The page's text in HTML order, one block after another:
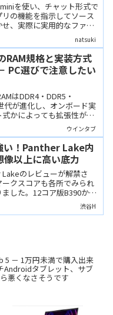
を使い、チャット形式で
の機能を指示してソース
せ、実際に実用的なファイ
アプリを作成した体験記事
場により、プログラミング
のようなアプリが作れると
、また、実際にアプリを
ことで、様々な面で現在の
できます。
natsuki
RAM規格と実装方式
PC選びで注意したい
はDDR4・DDR5・
代が進化し、オンボード実
かによっても拡張性が変
売中の製品の例を挙げつ
注意したい点を考えてみま
ウインタブ
い！Panther Lake内
像以上に高い底力
のレビューが解禁さ
クスコアも各所でみられ
した。12コア版B390から
現時点で判明している実測
その性能を検証しました。
渋谷H
5 － 1万円未満で購入出来
Androidタブレット、サブ
悪くなさそうです